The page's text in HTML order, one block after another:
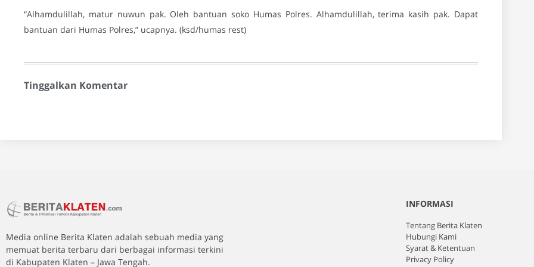
“Alhamdulillah, matur nuwun pak. Oleh bantuan soko Humas Polres. Alhamdulillah, terima kasih pak. Dapat
bantuan dari Humas Polres,” ucapnya. (ksd/humas rest)
Tinggalkan Komentar
Media online Berita Klaten adalah sebuah media yang
memuat berita terbaru dari berbagai informasi terkini
di Kabupaten Klaten – Jawa Tengah.
INFORMASI
Tentang Berita Klaten
Hubungi Kami
Syarat & Ketentuan
Privacy Policy